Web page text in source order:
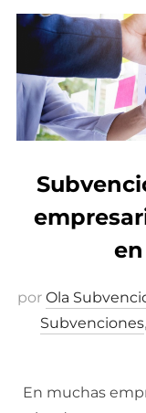
por Ola
Subvenciones,
En muchas